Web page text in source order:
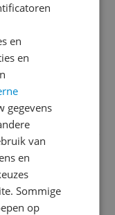
je mening
van je
het schrijven
en 10 minuten.
een betere
kans op
en
en
gegevens
van
en
Sommige
op